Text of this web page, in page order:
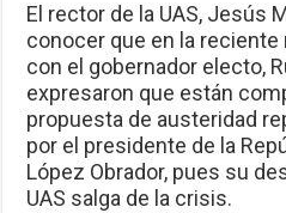
El rector de la UAS, Jesús
conocer que en la
con el gobernador electo,
expresaron que están
propuesta de austeridad
por el presidente de la
López Obrador, pues su
UAS salga de la crisis.